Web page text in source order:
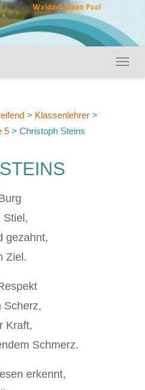
> Klassenlehrer >
5 > Christoph Steins
Stiel,
gezahnt,
Ziel.
Scherz,
Kraft,
Schmerz.
erkennt,